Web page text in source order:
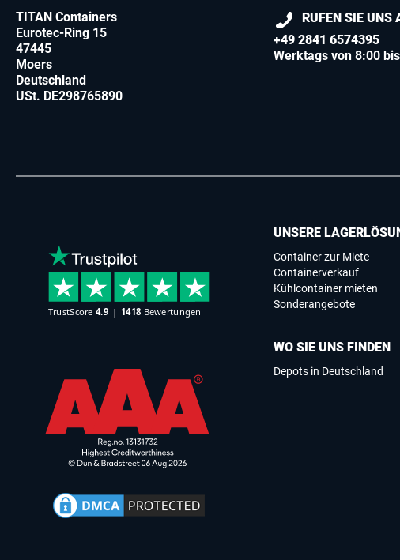
TITAN Containers
Eurotec-Ring 15
47445
Moers
Deutschland
USt. DE298765890
RUFEN SIE UNS
+49 2841 6574395
Werktags von 8:00
UNSERE
Container zur Miete
Containerverkauf
Kühlcontainer mieten
Sonderangebote
WO SIE UNS FINDEN
Depots in Deutschland